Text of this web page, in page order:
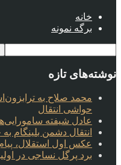
خانه
برگه نمونه
نوشته‌های تازه
محمد صلاح به
حواشی انتقال
عادل شیفته
انتقال دشمن
عکس اول استقلال،
برد پرگل نساجی در